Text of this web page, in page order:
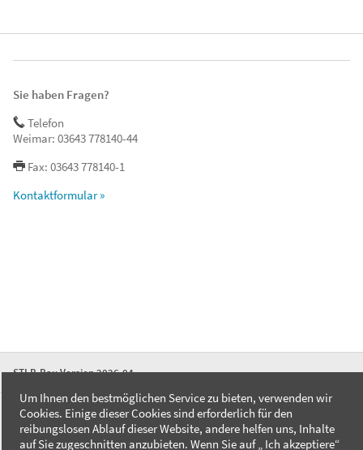
Sie haben Fragen?
Telefon
Weimar: 03643 778140-44
Fax: 03643 778140-1
Kontaktformular »
STLB-Bau Version 2026-04
FAQ
Kontakt
Um Ihnen den bestmöglichen Service zu bieten, verwenden wir
Cookies. Einige dieser Cookies sind erforderlich für den
reibungslosen Ablauf dieser Website, andere helfen uns, Inhalte
auf Sie zugeschnitten anzubieten. Wenn Sie auf „ Ich akzeptiere“